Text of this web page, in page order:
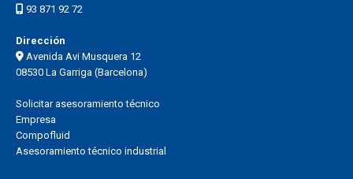
93 871 92 72
Dirección
Avenida Avi Musquera 12
08530 La Garriga (Barcelona)
Solicitar asesoramiento técnico
Empresa
Compofluid
Asesoramiento técnico industrial